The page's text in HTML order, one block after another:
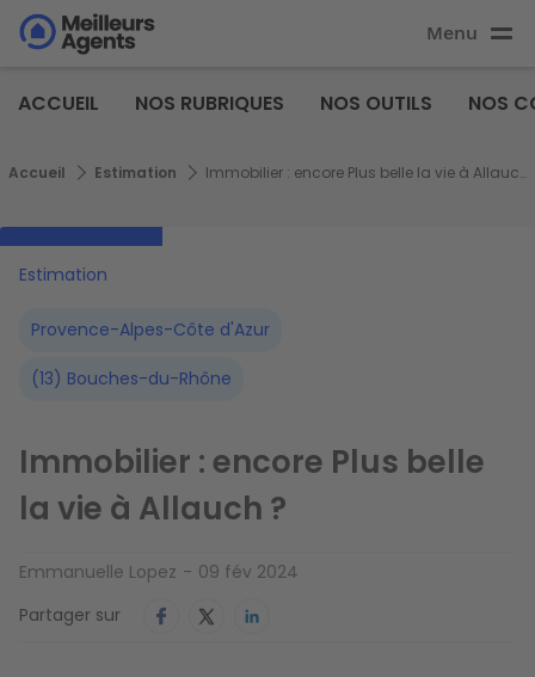
Aller
au
principal
Aller au
principal
Menu
Agents
ACCUEIL NOS RUBRIQUES NOS OUTILS NOS
Fil d'Ariane
Accueil Estimation Immobilier : encore Plus belle la vie à Allauch ?
Estimation
Provence-Alpes-Côte d'Azur
(13) Bouches-du-Rhône
Immobilier : encore Plus belle
la vie à Allauch ?
Emmanuelle Lopez
09 fév 2024
Partager sur